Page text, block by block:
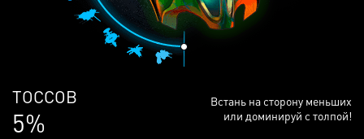
ЛЮДЕЙ
68%
Встань на сторону меньших
или доминируй с толпой!